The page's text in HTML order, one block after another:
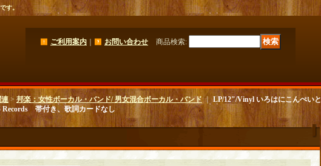
す。
ご利用案内 お問い合わせ 商品検索:
連 > 邦楽：女性ボーカル・バンド/ 男女混合ボーカル・バンド｜LP/12"/Vinyl いろはにこんぺいと
Records 帯付き、歌詞カードなし